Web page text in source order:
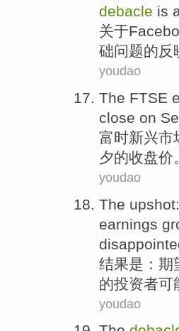
debacle is
关于
础问题的反
youdao
The FTSE
close on
富时新兴市
夕的收盘价
youdao
The upshot:
earnings
结果是： 期
的投资者可
youdao